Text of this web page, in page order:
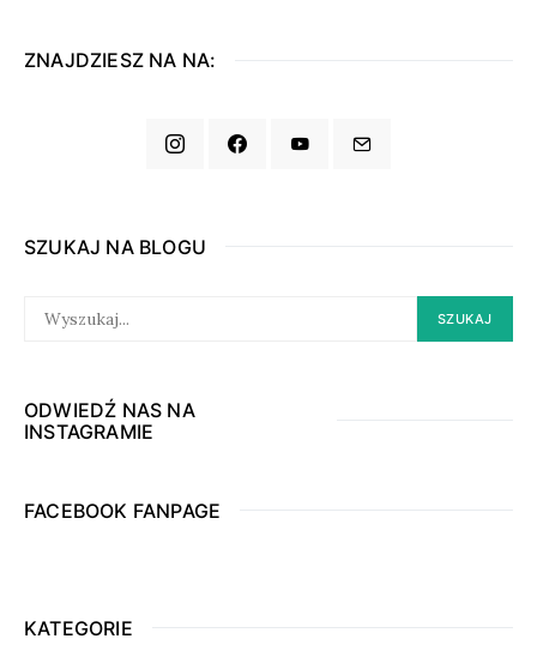
ZNAJDZIESZ NA NA:
SZUKAJ NA BLOGU
FOR:
SZUKAJ
ODWIEDŹ NAS NA
INSTAGRAMIE
FACEBOOK FANPAGE
KATEGORIE